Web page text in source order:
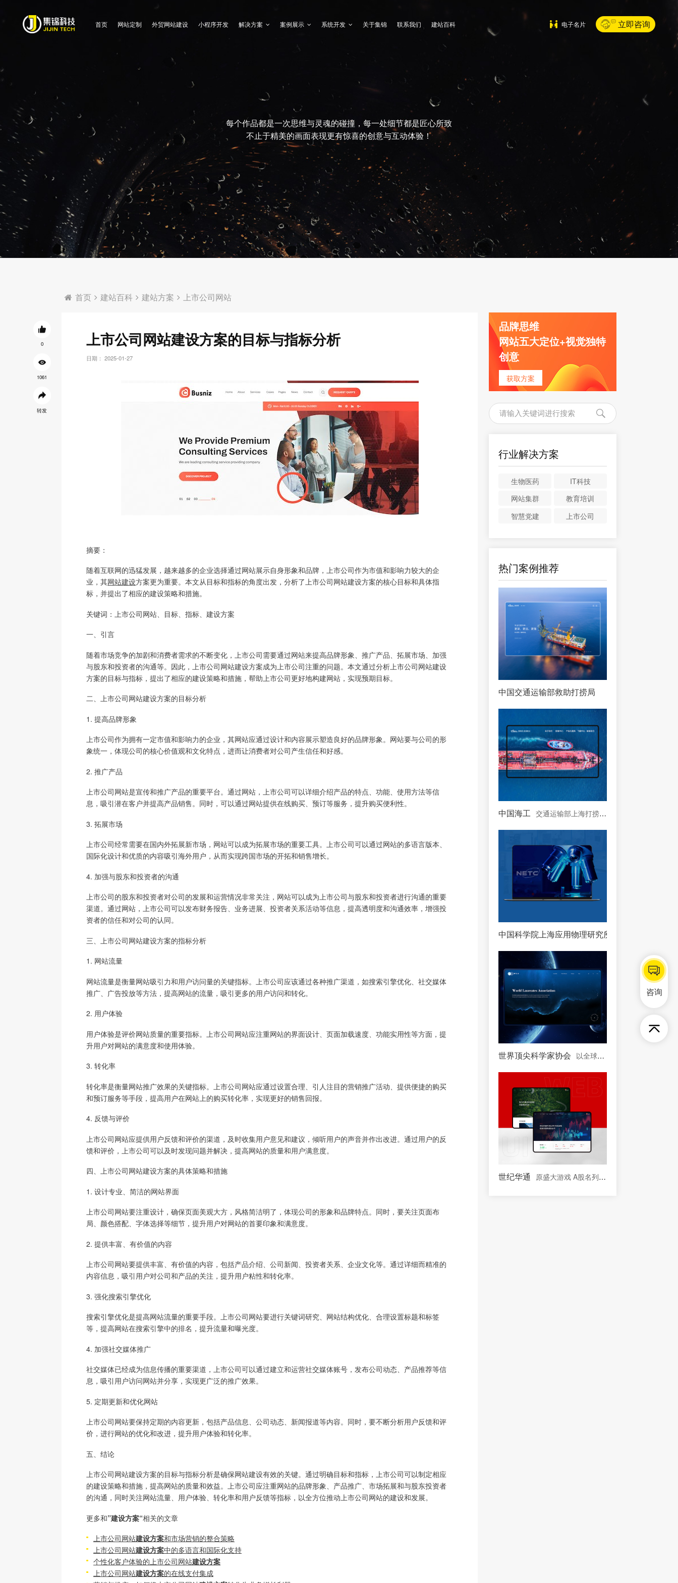
首页 网站定制 外贸网站建设 小程序开发 解决方案 案例展示 系统开发 关于集锦 联系我们 建站百科 电子名片 立即咨询
每个作品都是一次思维与灵魂的碰撞，每一处细节都是匠心所致
不止于精美的画面表现更有惊喜的创意与互动体验！
首页 建站百科 建站方案 上市公司网站
0
1061
转发
上市公司网站建设方案的目标与指标分析
日期： 2025-01-27
摘要：
随着互联网的迅猛发展，越来越多的企业选择通过网站展示自身形象和品牌，上市公司作为市值和影响力较大的企
业，其网站建设方案更为重要。本文从目标和指标的角度出发，分析了上市公司网站建设方案的核心目标和具体指
标，并提出了相应的建设策略和措施。
关键词：上市公司网站、目标、指标、建设方案
一、引言
随着市场竞争的加剧和消费者需求的不断变化，上市公司需要通过网站来提高品牌形象、推广产品、拓展市场、加强
与股东和投资者的沟通等。因此，上市公司网站建设方案成为上市公司注重的问题。本文通过分析上市公司网站建设
方案的目标与指标，提出了相应的建设策略和措施，帮助上市公司更好地构建网站，实现预期目标。
二、上市公司网站建设方案的目标分析
1. 提高品牌形象
上市公司作为拥有一定市值和影响力的企业，其网站应通过设计和内容展示塑造良好的品牌形象。网站要与公司的形
象统一，体现公司的核心价值观和文化特点，进而让消费者对公司产生信任和好感。
2. 推广产品
上市公司网站是宣传和推广产品的重要平台。通过网站，上市公司可以详细介绍产品的特点、功能、使用方法等信
息，吸引潜在客户并提高产品销售。同时，可以通过网站提供在线购买、预订等服务，提升购买便利性。
3. 拓展市场
上市公司经常需要在国内外拓展新市场，网站可以成为拓展市场的重要工具。上市公司可以通过网站的多语言版本、
国际化设计和优质的内容吸引海外用户，从而实现跨国市场的开拓和销售增长。
4. 加强与股东和投资者的沟通
上市公司的股东和投资者对公司的发展和运营情况非常关注，网站可以成为上市公司与股东和投资者进行沟通的重要
渠道。通过网站，上市公司可以发布财务报告、业务进展、投资者关系活动等信息，提高透明度和沟通效率，增强投
资者的信任和对公司的认同。
三、上市公司网站建设方案的指标分析
1. 网站流量
网站流量是衡量网站吸引力和用户访问量的关键指标。上市公司应该通过各种推广渠道，如搜索引擎优化、社交媒体
推广、广告投放等方法，提高网站的流量，吸引更多的用户访问和转化。
2. 用户体验
用户体验是评价网站质量的重要指标。上市公司网站应注重网站的界面设计、页面加载速度、功能实用性等方面，提
升用户对网站的满意度和使用体验。
3. 转化率
转化率是衡量网站推广效果的关键指标。上市公司网站应通过设置合理、引人注目的营销推广活动、提供便捷的购买
和预订服务等手段，提高用户在网站上的购买转化率，实现更好的销售回报。
4. 反馈与评价
上市公司网站应提供用户反馈和评价的渠道，及时收集用户意见和建议，倾听用户的声音并作出改进。通过用户的反
馈和评价，上市公司可以及时发现问题并解决，提高网站的质量和用户满意度。
四、上市公司网站建设方案的具体策略和措施
1. 设计专业、简洁的网站界面
上市公司网站要注重设计，确保页面美观大方，风格简洁明了，体现公司的形象和品牌特点。同时，要关注页面布
局、颜色搭配、字体选择等细节，提升用户对网站的首要印象和满意度。
2. 提供丰富、有价值的内容
上市公司网站要提供丰富、有价值的内容，包括产品介绍、公司新闻、投资者关系、企业文化等。通过详细而精准的
内容信息，吸引用户对公司和产品的关注，提升用户粘性和转化率。
3. 强化搜索引擎优化
搜索引擎优化是提高网站流量的重要手段。上市公司网站要进行关键词研究、网站结构优化、合理设置标题和标签
等，提高网站在搜索引擎中的排名，提升流量和曝光度。
4. 加强社交媒体推广
社交媒体已经成为信息传播的重要渠道，上市公司可以通过建立和运营社交媒体账号，发布公司动态、产品推荐等信
息，吸引用户访问网站并分享，实现更广泛的推广效果。
5. 定期更新和优化网站
上市公司网站要保持定期的内容更新，包括产品信息、公司动态、新闻报道等内容。同时，要不断分析用户反馈和评
价，进行网站的优化和改进，提升用户体验和转化率。
五、结论
上市公司网站建设方案的目标与指标分析是确保网站建设有效的关键。通过明确目标和指标，上市公司可以制定相应
的建设策略和措施，提高网站的质量和效益。上市公司应注重网站的品牌形象、产品推广、市场拓展和与股东投资者
的沟通，同时关注网站流量、用户体验、转化率和用户反馈等指标，以全方位推动上市公司网站的建设和发展。
更多和”建设方案“相关的文章
上市公司网站建设方案和市场营销的整合策略
上市公司网站建设方案中的多语言和国际化支持
个性化客户体验的上市公司网站建设方案
上市公司网站建设方案的在线支付集成
品牌思维
网站五大定位+视觉独特
创意
获取方案
行业解决方案
生物医药
IT科技
网站集群
教育培训
智慧党建
上市公司
热门案例推荐
中国交通运输部救助打捞局
中国海工 交通运输部上海打捞局控股公司
中国科学院上海应用物理研究所
世界顶尖科学家协会 以全球顶尖科学家为主体的协会
世纪华通 原盛大游戏 A股名列前茅的文化传媒板块上市
咨询